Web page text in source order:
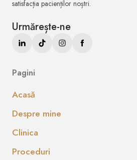
satisfacția pacienților noștri.
Urmărește-ne
Pagini
Acasă
Despre mine
Clinica
Proceduri